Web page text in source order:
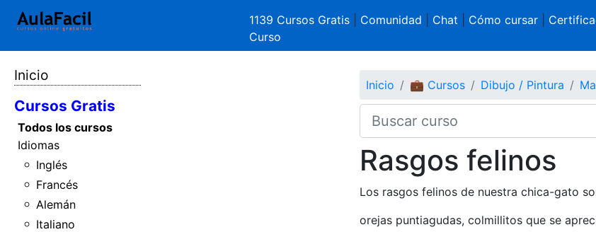
1139 Cursos Gratis Comunidad Chat Cómo cursar|
Curso
Inicio
Cursos Gratis
Todos los cursos
Idiomas
Inglés
Francés
Alemán
Italiano
Inicio 💼 Cursos Dibujo / Pintura
Rasgos felinos
Los rasgos felinos de nuestra chica-gato
orejas puntiagudas, colmillitos que se